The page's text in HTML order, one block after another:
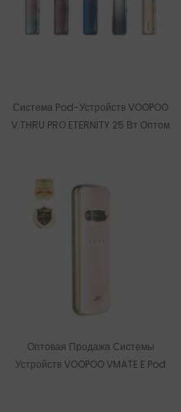
Система Pod-Устройств VOOPOO
V.THRU PRO ETERNITY 25 Вт Оптом
Оптовая Продажа Системы
Устройств VOOPOO VMATE E Pod